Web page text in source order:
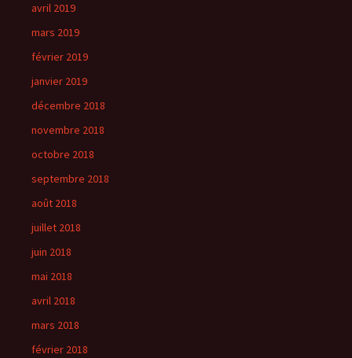
avril 2019
mars 2019
février 2019
janvier 2019
décembre 2018
novembre 2018
octobre 2018
septembre 2018
août 2018
juillet 2018
juin 2018
mai 2018
avril 2018
mars 2018
février 2018